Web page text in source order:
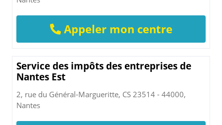
Appeler mon centre
Service des impôts des entreprises de
Nantes Est
2, rue du Général-Margueritte, CS 23514 - 44000,
Nantes